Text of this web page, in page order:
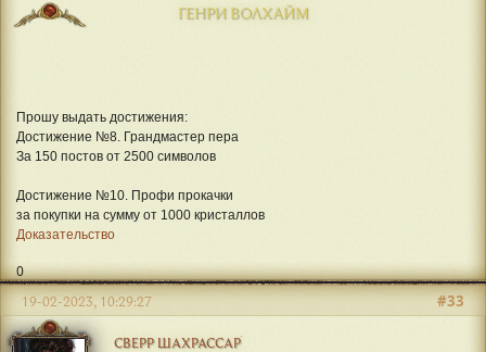
ГЕНРИ ВОЛХАЙМ
Прошу выдать достижения:
Достижение №8. Грандмастер пера
За 150 постов от 2500 символов
Достижение №10. Профи прокачки
за покупки на сумму от 1000 кристаллов
Доказательство
0
СВЕРР ШАХРАССАР
#33
19-02-2023, 10:29:27